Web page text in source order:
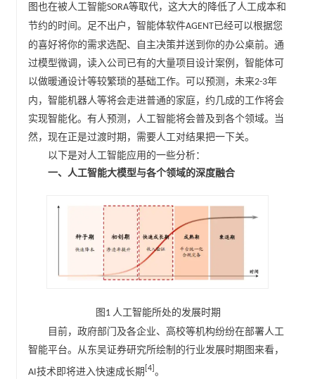
图也在被人工智能SORA等取代，这大大的降低了人工成本和
节约的时间。足不出户，智能体软件AGENT已经可以根据您
的喜好将你的需求选配、自主决策并送到你的办公桌前。通
过模型微调，读入公司已有的大量项目设计案例，智能体可
以做暖通设计等较繁琐的基础工作。可以预测，未来2-3年
内，智能机器人等将会走进普通的家庭，约几成的工作将会
实现智能化。有人预测，人工智能将会普及到各个领域。当
然，现在正是过渡时期，需要人工对结果把一下关。
以下是对人工智能应用的一些分析：
一、人工智能大模型与各个领域的深度融合
图 1 人工智能所处的发展时期
目前，政府部门及各企业、高校等机构纷纷在部署人工
智能平台。从东吴证券研究所绘制的行业发展时期图来看，
AI技术即将进入快速成长期 [4] 。